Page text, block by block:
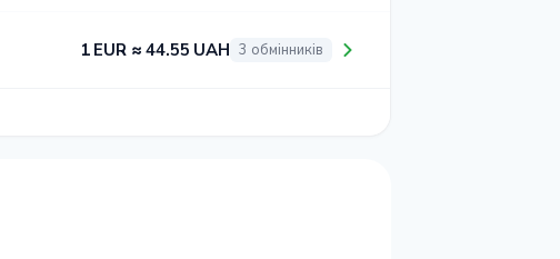
1 EUR ≈ 44.55 UAH 3 обмінників